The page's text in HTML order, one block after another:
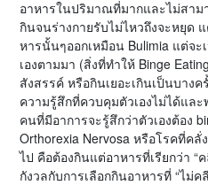
อาหารในปริมาณที่มากและไม่สาม
กินจนร่างกายรับไม่ไหวถึงจะหยุด
หารนั้นๆออกเหมือน Bulimia แต่จ
เองตามมา (สิ่งที่ทำให้ Binge
สังสรรค์ หรือกินเยอะเกินเป็นบาง
ความรู้สึกที่ควบคุมตัวเองไม่ได้แล
คนที่มีอาการจะรู้สึกว่าตัวเองต้อง
Orthorexia Nervosa หรือโรคที่คลั่
ไป คือต้องกินแต่อาหารที่เรียกว่า
กังวลกับการเลือกกินอาหารที่ “ไม่